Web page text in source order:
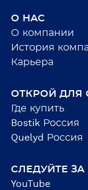
О НАС
О компании
История
Карьера
ОТКРОЙ ДЛЯ
Где купить
Bostik Россия
Quelyd Россия
СЛЕДУЙТЕ ЗА
YouTube